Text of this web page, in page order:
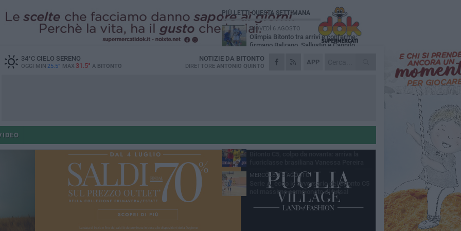
34°CCIELO SERENO
OGGI MIN 25.5° MAX 31.5° A BITONTO
APP
NOTIZIE DA BITONTO
DIRETTORE ANTONIO QUINTO
PIÙ LETTI QUESTA SETTIMANA
GIOVEDÌ 6 AGOSTO
Olimpia Bitonto tra arrivi e conferme:
firmano Balzano, Sallustio e Cannito
LUNEDÌ 3 AGOSTO
Bitonto C5, mercato senza sosta: arriva
Cresce la febbre neroverde: al via il
GIOVEDÌ 6 AGOSTO
MERCOLEDÌ 5 AGOSTO
Serie A, ecco le avversarie del Bitonto C5
nel massimo campionato di futsal